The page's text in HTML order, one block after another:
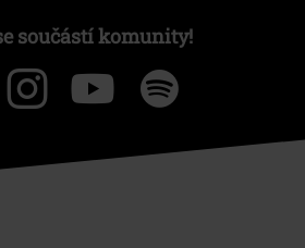
součástí komunity!